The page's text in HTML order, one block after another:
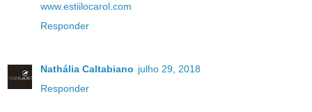
www.estiilocarol.com
Responder
Nathália Caltabiano julho 29, 2018
Responder